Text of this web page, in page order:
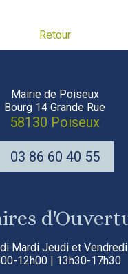
Retour
Mairie de Poiseux
Bourg 14 Grande Rue
58130 Poiseux
03 86 60 40 55
Mardi Jeudi et Vendredi
12h00 | 13h30-17h30